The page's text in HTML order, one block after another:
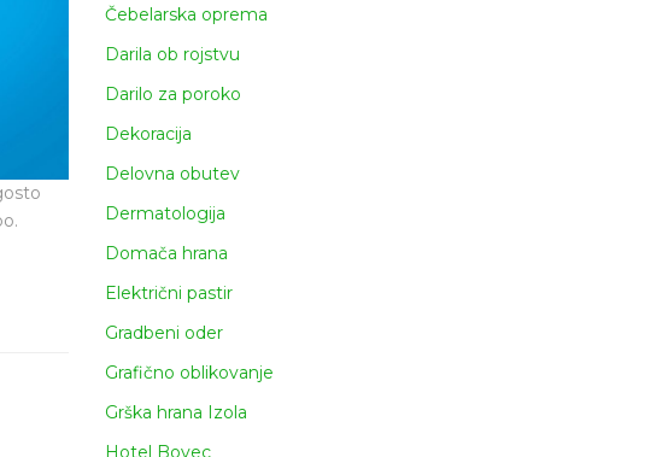
Čebelarska oprema
Darila ob rojstvu
Darilo za poroko
Dekoracija
Delovna obutev
Dermatologija
Domača hrana
Električni pastir
Gradbeni oder
Grafično oblikovanje
Grška hrana Izola
Hotel Bovec